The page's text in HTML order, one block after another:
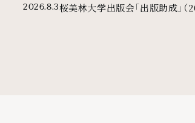
2026.8.3桜美林大学出版会「出版助成」